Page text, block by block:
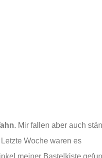
. Mir fallen aber auch
Woche waren es
meiner Bastelkiste